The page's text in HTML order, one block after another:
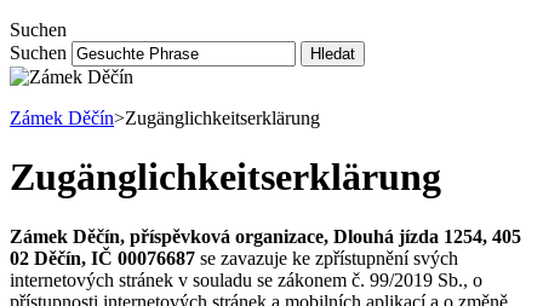
Suchen
Suchen
Hledat
Zámek Děčín>Zugänglichkeitserklärung
Zugänglichkeitserklärung
Zámek Děčín, příspěvková organizace, Dlouhá jízda 1254, 405
02 Děčín, IČ 00076687 se zavazuje ke zpřístupnění svých
internetových stránek v souladu se zákonem č. 99/2019 Sb., o
přístupnosti internetových stránek a mobilních aplikací a o změně